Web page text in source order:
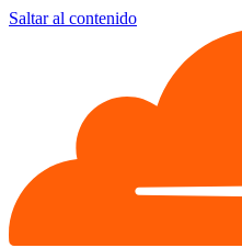
Saltar al contenido